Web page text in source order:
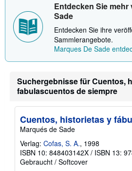
Entdecken Sie mehr
Sade
Entdecken Sie ihre
Sammlerangebote.
Marques De Sade
Suchergebnisse für Cuentos,
fabulascuentos de siempre
Cuentos, historietas y
Marqués de Sade
Verlag: Cofas, S. A., 1998
ISBN 10: 848403142X / ISBN 13:
Gebraucht / Softcover